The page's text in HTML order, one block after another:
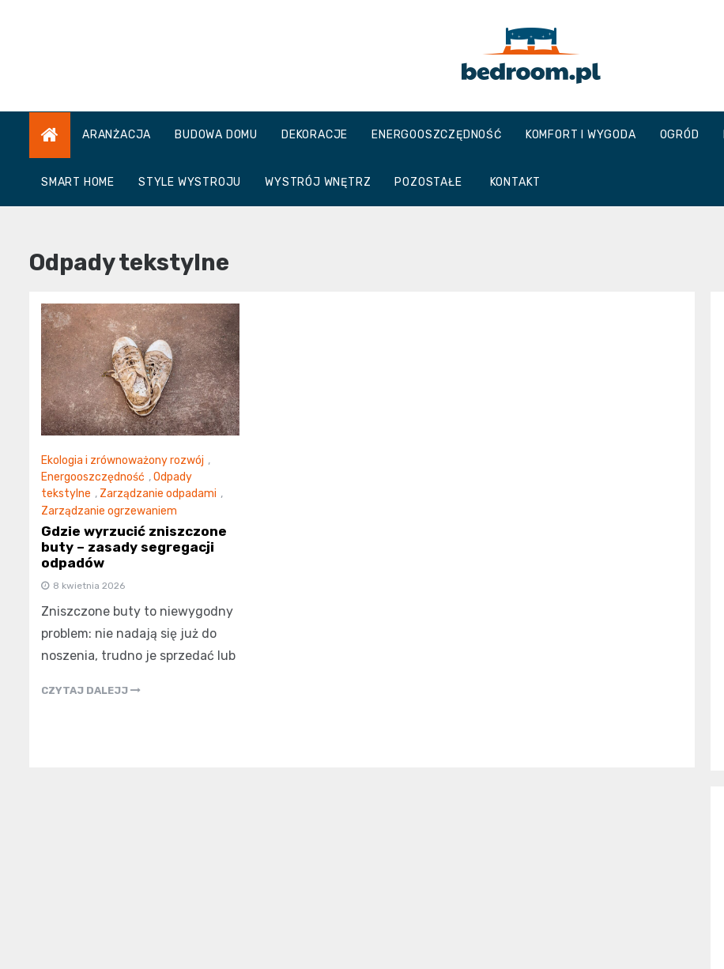
Bedroom.pl
ARANŻACJA BUDOWA DOMU DEKORACJE ENERGOOSZCZĘDNOŚĆ KOMFORT I WYGODA OGRÓD
SMART HOME STYLE WYSTROJU WYSTRÓJ WNĘTRZ POZOSTAŁE KONTAKT
Odpady tekstylne
Ekologia i zrównoważony rozwój ,
Energooszczędność ,Odpady
tekstylne , Zarządzanie odpadami ,
Zarządzanie ogrzewaniem
Gdzie wyrzucić zniszczone
buty – zasady segregacji
odpadów
8 kwietnia 2026
Zniszczone buty to niewygodny
problem: nie nadają się już do
noszenia, trudno je sprzedać lub
CZYTAJ DALEJJ